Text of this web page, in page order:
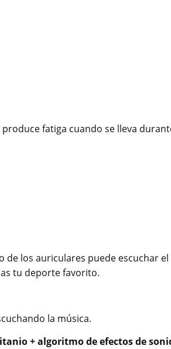
fatiga cuando se lleva
los auriculares puede escuchar
tu deporte favorito.
la música.
+ algoritmo de efectos de